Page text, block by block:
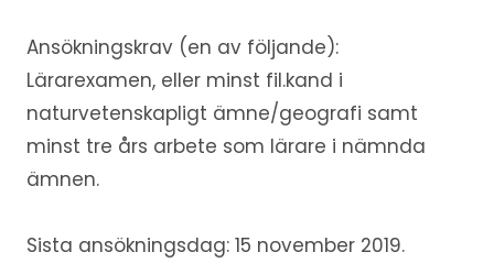
Ansökningskrav (en av följande):
Lärarexamen, eller minst fil.kand i
naturvetenskapligt ämne/geografi samt
minst tre års arbete som lärare i nämnda
ämnen.
Sista ansökningsdag: 15 november 2019.